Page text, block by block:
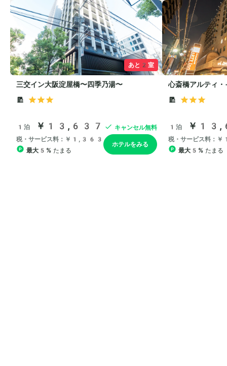
あと2室
三交イン大阪淀屋橋〜四季乃湯〜
1泊 ￥13,637
税・サービス料：￥1,363
最大5% たまる
キャンセル無料
ホテルをみる
心斎橋アルティ・
1泊 ￥
税・サービス料
最大5% たまる